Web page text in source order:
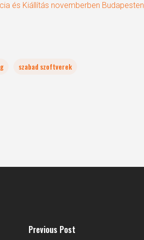
és Kiállítás novemberben Budapesten
szabad szoftverek
Previous Post